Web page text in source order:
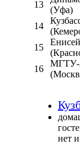
13
(Уфа)
14
15
16
МГТУ-
нет